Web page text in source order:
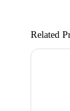
Related